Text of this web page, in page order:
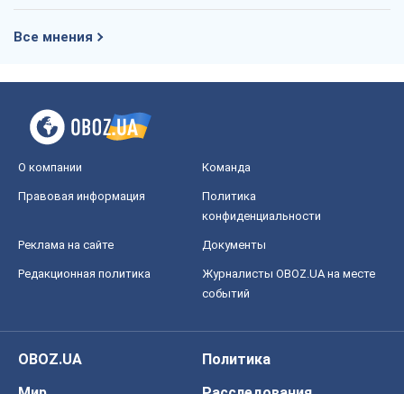
Все мнения
О компании Команда
Правовая информация
Политика
конфиденциальности
Реклама на сайте Документы
Редакционная политика
Журналисты OBOZ.UA на месте
событий
OBOZ.UA
Политика